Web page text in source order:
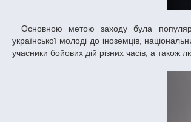
Основною метою заходу була популяризація культурного розмаїття, підвищення обізнаності та формування позитивного ставлення
української молоді до іноземців,
учасники бойових дій різних часів, а також